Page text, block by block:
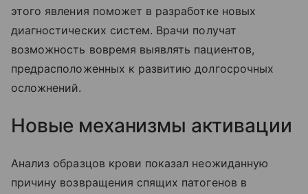
этого явления поможет в разработке новых
диагностических систем. Врачи получат
возможность вовремя выявлять пациентов,
предрасположенных к развитию долгосрочных
осложнений.
Новые механизмы активации
Анализ образцов крови показал неожиданную
причину возвращения спящих патогенов в